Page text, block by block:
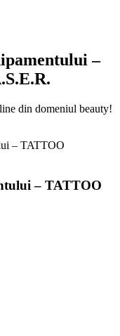
–
din domeniul beauty!
– TATTOO
– TATTOO